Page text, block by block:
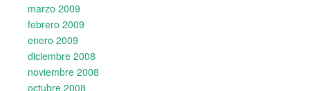
marzo 2009
febrero 2009
enero 2009
diciembre 2008
noviembre 2008
octubre 2008